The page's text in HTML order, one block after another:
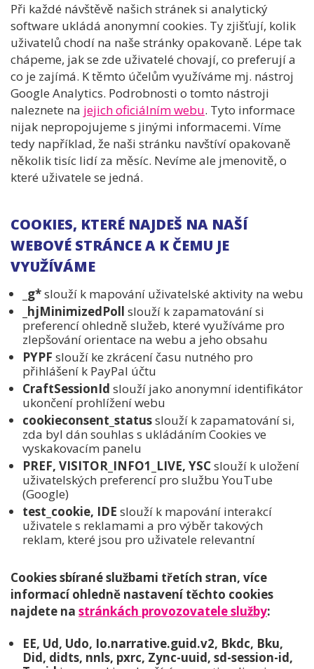
Při každé návštěvě našich stránek si analytický
software ukládá anonymní cookies. Ty zjišťují, kolik
uživatelů chodí na naše stránky opakovaně. Lépe tak
chápeme, jak se zde uživatelé chovají, co preferují a
co je zajímá. K těmto účelům využíváme mj. nástroj
Google Analytics. Podrobnosti o tomto nástroji
naleznete na jejich oficiálním webu. Tyto informace
nijak nepropojujeme s jinými informacemi. Víme
tedy například, že naši stránku navštíví opakovaně
několik tisíc lidí za měsíc. Nevíme ale jmenovitě, o
které uživatele se jedná.
COOKIES, KTERÉ NAJDEŠ NA NAŠÍ
WEBOVÉ STRÁNCE A K ČEMU JE
VYUŽÍVÁME
_g*slouží k mapování uživatelské aktivity na webu
_hjMinimizedPoll slouží k zapamatování si
preferencí ohledně služeb, které využíváme pro
zlepšování orientace na webu a jeho obsahu
PYPF slouží ke zkrácení času nutného pro
přihlášení k PayPal účtu
CraftSessionId slouží jako anonymní identifikátor
ukončení prohlížení webu
cookieconsent_statusslouží k zapamatování si,
zda byl dán souhlas s ukládáním Cookies ve
vyskakovacím panelu
PREF, VISITOR_INFO1_LIVE, YSCslouží k uložení
uživatelských preferencí pro službu YouTube
(Google)
test_cookie, IDE slouží k mapování interakcí
uživatele s reklamami a pro výběr takových
reklam, které jsou pro uživatele relevantní
Cookies sbírané službami třetích stran, více
informací ohledně nastavení těchto cookies
najdete na stránkách provozovatele služby:
EE, Ud, Udo, Io.narrative.guid.v2, Bkdc, Bku,
Did, didts, nnls, pxrc, Zync-uuid, sd-session-id,